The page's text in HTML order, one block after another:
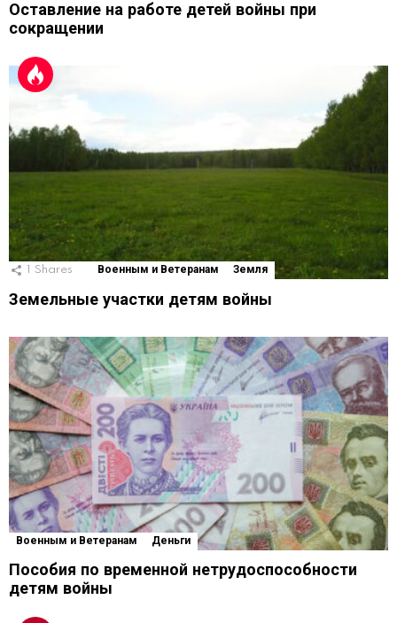
Оставление на работе детей войны при
сокращении
Shares Военным и Ветеранам Земля
Земельные участки детям войны
Военным и Ветеранам Деньги
Пособия по временной нетрудоспособности
детям войны